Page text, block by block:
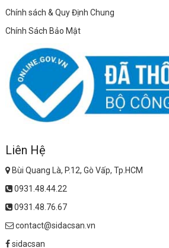
Chính sách & Quy Định Chung
Chính Sách Bảo Mật
Liên Hệ
Bùi Quang Là, P.12, Gò Vấp, Tp.HCM
0931.48.44.22
0931.48.76.67
contact@sidacsan.vn
sidacsan